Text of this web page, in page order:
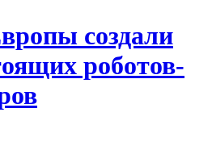
создали
роботов-